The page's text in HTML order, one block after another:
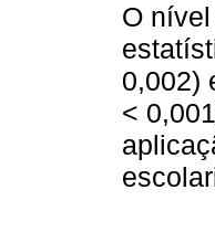
O
0,002)
<